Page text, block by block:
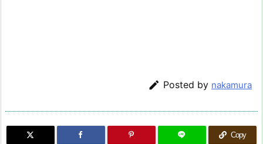
 Posted by nakamura
Copy